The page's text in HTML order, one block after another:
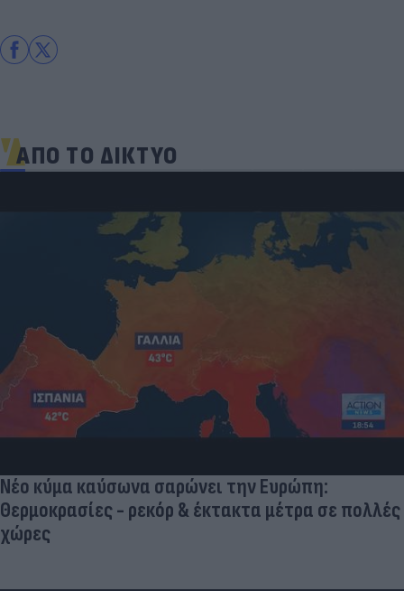
ΑΠΟ ΤΟ ΔΙΚΤΥΟ
Νέο κύμα καύσωνα σαρώνει την Ευρώπη:
Θερμοκρασίες - ρεκόρ & έκτακτα μέτρα σε πολλές
χώρες